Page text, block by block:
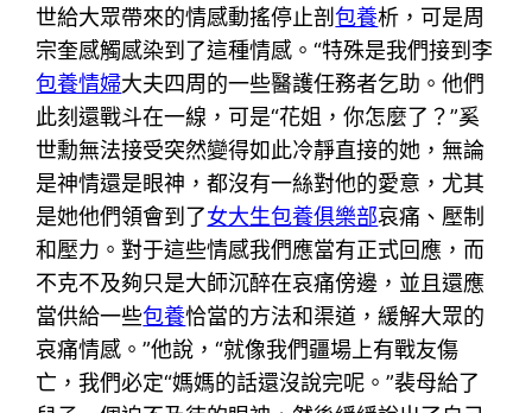
世給大眾帶來的情感動搖停止剖包養析，可是周
宗奎感觸感染到了這種情感。“特殊是我們接到李
包養情婦大夫四周的一些醫護任務者乞助。他們
此刻還戰斗在一線，可是“花姐，你怎麼了？”奚
世勳無法接受突然變得如此冷靜直接的她，無論
是神情還是眼神，都沒有一絲對他的愛意，尤其
是她他們領會到了女大生包養俱樂部哀痛、壓制
和壓力。對于這些情感我們應當有正式回應，而
不克不及夠只是大師沉醉在哀痛傍邊，並且還應
當供給一些包養恰當的方法和渠道，緩解大眾的
哀痛情感。”他說，“就像我們疆場上有戰友傷
亡，我們必定“媽媽的話還沒說完呢。”裴母給了